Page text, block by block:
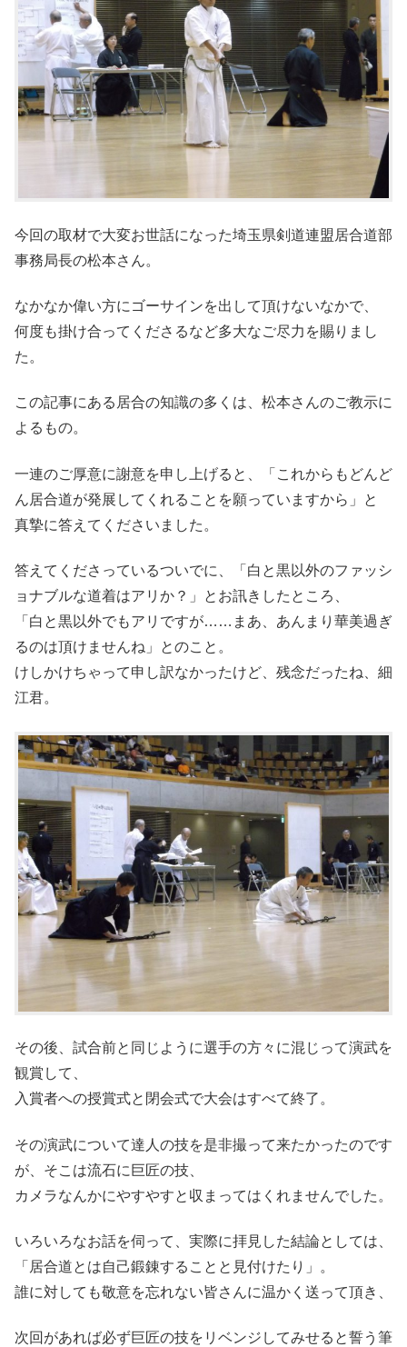
今回の取材で大変お世話になった埼玉県剣道連盟居合道部
事務局長の松本さん。
なかなか偉い方にゴーサインを出して頂けないなかで、
何度も掛け合ってくださるなど多大なご尽力を賜りまし
た。
この記事にある居合の知識の多くは、松本さんのご教示に
よるもの。
一連のご厚意に謝意を申し上げると、「これからもどんど
ん居合道が発展してくれることを願っていますから」と
真摯に答えてくださいました。
答えてくださっているついでに、「白と黒以外のファッシ
ョナブルな道着はアリか？」とお訊きしたところ、
「白と黒以外でもアリですが……まあ、あんまり華美過ぎ
るのは頂けませんね」とのこと。
けしかけちゃって申し訳なかったけど、残念だったね、細
江君。
その後、試合前と同じように選手の方々に混じって演武を
観賞して、
入賞者への授賞式と閉会式で大会はすべて終了。
その演武について達人の技を是非撮って来たかったのです
が、そこは流石に巨匠の技、
カメラなんかにやすやすと収まってはくれませんでした。
いろいろなお話を伺って、実際に拝見した結論としては、
「居合道とは自己鍛錬することと見付けたり」。
誰に対しても敬意を忘れない皆さんに温かく送って頂き、
次回があれば必ず巨匠の技をリベンジしてみせると誓う筆